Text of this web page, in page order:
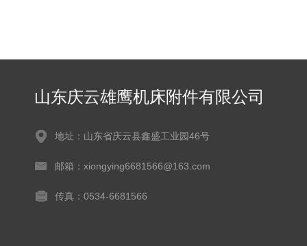
山东庆云雄鹰机床附件有限公司
地址：山东省庆云县鑫盛工业园46号
邮箱：xiongying6681566@163.com
传真：0534-6681566